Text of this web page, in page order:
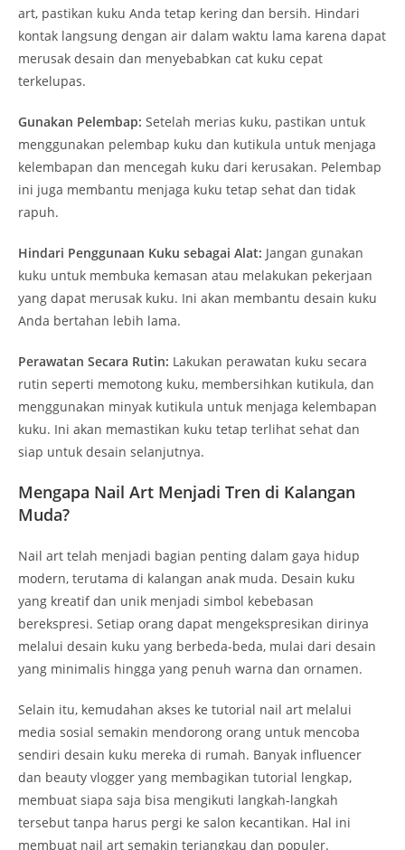
art, pastikan kuku Anda tetap kering dan bersih. Hindari
kontak langsung dengan air dalam waktu lama karena dapat
merusak desain dan menyebabkan cat kuku cepat
terkelupas.
Gunakan Pelembap: Setelah merias kuku, pastikan untuk
menggunakan pelembap kuku dan kutikula untuk menjaga
kelembapan dan mencegah kuku dari kerusakan. Pelembap
ini juga membantu menjaga kuku tetap sehat dan tidak
rapuh.
Hindari Penggunaan Kuku sebagai Alat: Jangan gunakan
kuku untuk membuka kemasan atau melakukan pekerjaan
yang dapat merusak kuku. Ini akan membantu desain kuku
Anda bertahan lebih lama.
Perawatan Secara Rutin: Lakukan perawatan kuku secara
rutin seperti memotong kuku, membersihkan kutikula, dan
menggunakan minyak kutikula untuk menjaga kelembapan
kuku. Ini akan memastikan kuku tetap terlihat sehat dan
siap untuk desain selanjutnya.
Mengapa Nail Art Menjadi Tren di Kalangan
Muda?
Nail art telah menjadi bagian penting dalam gaya hidup
modern, terutama di kalangan anak muda. Desain kuku
yang kreatif dan unik menjadi simbol kebebasan
berekspresi. Setiap orang dapat mengekspresikan dirinya
melalui desain kuku yang berbeda-beda, mulai dari desain
yang minimalis hingga yang penuh warna dan ornamen.
Selain itu, kemudahan akses ke tutorial nail art melalui
media sosial semakin mendorong orang untuk mencoba
sendiri desain kuku mereka di rumah. Banyak influencer
dan beauty vlogger yang membagikan tutorial lengkap,
membuat siapa saja bisa mengikuti langkah-langkah
tersebut tanpa harus pergi ke salon kecantikan. Hal ini
membuat nail art semakin terjangkau dan populer.